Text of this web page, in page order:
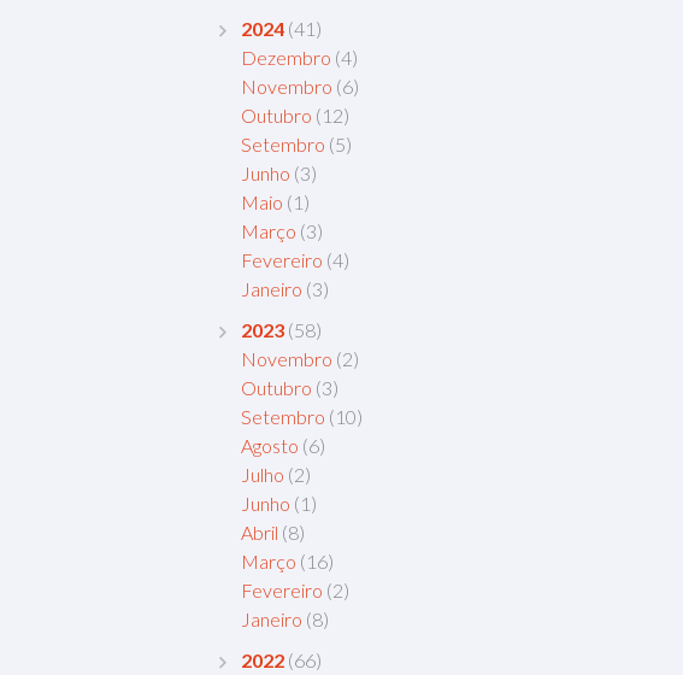
2024 (41)
Dezembro (4)
Novembro (6)
Outubro (12)
Setembro (5)
Junho (3)
Maio (1)
Março (3)
Fevereiro (4)
Janeiro (3)
2023 (58)
Novembro (2)
Outubro (3)
Setembro (10)
Agosto (6)
Julho (2)
Junho (1)
Abril (8)
Março (16)
Fevereiro (2)
Janeiro (8)
2022 (66)